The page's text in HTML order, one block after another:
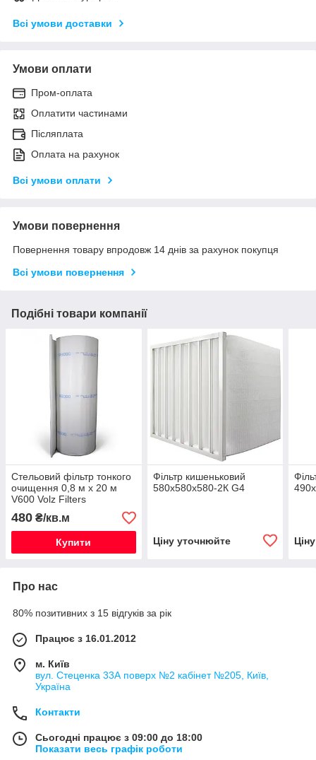
Всі умови доставки
Умови оплати
Пром-оплата
Оплатити частинами
Післяплата
Оплата на рахунок
Всі умови оплати
Умови повернення
Повернення товару впродовж 14 днів за рахунок покупця
Всі умови повернення
Подібні товари компанії
Стельовий фільтр тонкого
очищення 0,8 м х 20 м
V600 Volz Filters
480 ₴/кв.м
Купити
Фільтр кишеньковий
580х580х580-2К G4
Ціну уточнюйте
Про нас
80% позитивних з 15 відгуків за рік
Працює з 16.01.2012
м. Київ
вул. Стеценка 33А поверх №2 кабінет №205, Київ,
Україна
Контакти
Сьогодні працює з 09:00 до 18:00
Показати весь графік роботи